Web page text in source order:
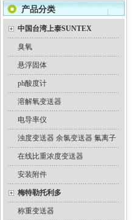
产品分类
中国台湾上泰SUNTEX
臭氧
悬浮固体
ph酸度计
溶解氧变送器
电导率仪
浊度变送器 余氯变送器 氟离子
在线比重浓度变送器
安装附件
梅特勒托利多
称重变送器